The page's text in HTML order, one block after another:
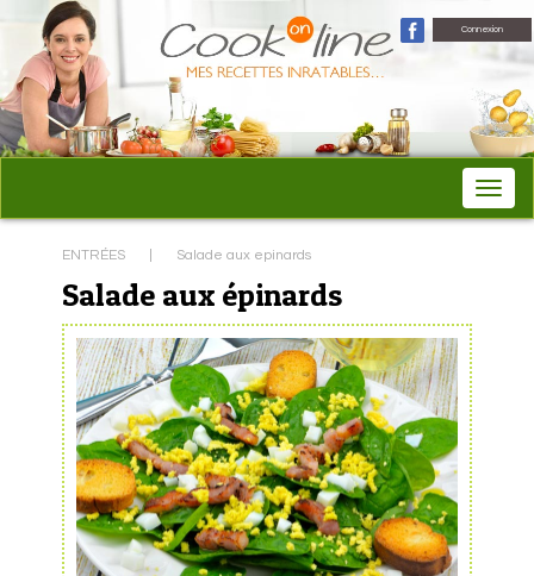
Connexion
ENTRÉES Salade aux epinards
Salade aux épinards